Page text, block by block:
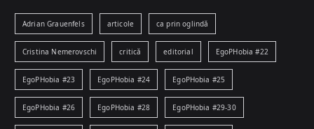
Adrian Grauenfels articole ca prin oglindă
Cristina Nemerovschi critică editorial EgoPHobia #22
EgoPHobia #23 EgoPHobia #24 EgoPHobia #25
EgoPHobia #26 EgoPHobia #28 EgoPHobia #29-30